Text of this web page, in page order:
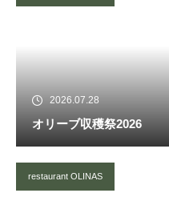
2026.07.28
オリーブ収穫祭2026
restaurant OLINAS